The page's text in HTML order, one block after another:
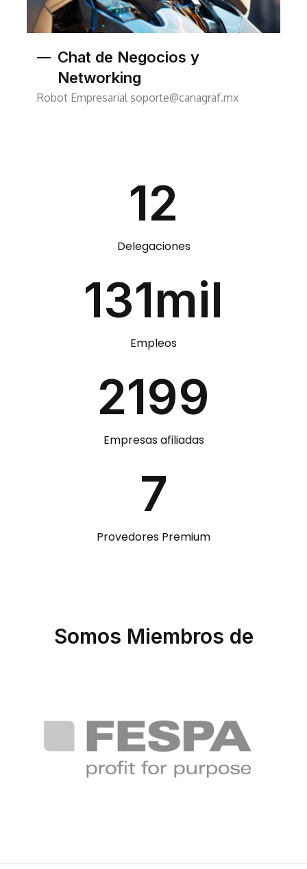
Chat de Negocios y
Networking
Robot Empresarial soporte@canagraf.mx
12
Delegaciones
150mil
Empleos
2500
Empresas afiliadas
7
Provedores Premium
Somos Miembros de